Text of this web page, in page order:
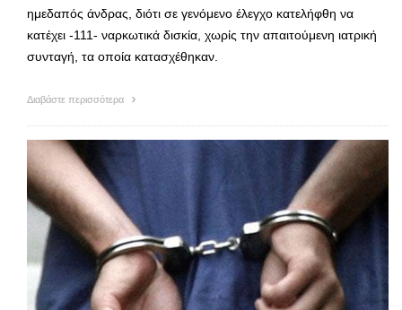
ημεδαπός άνδρας, διότι σε γενόμενο έλεγχο κατελήφθη να
κατέχει -111- ναρκωτικά δισκία, χωρίς την απαιτούμενη ιατρική
συνταγή, τα οποία κατασχέθηκαν.
Διαβάστε περισσότερα